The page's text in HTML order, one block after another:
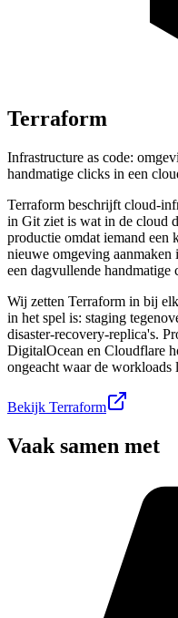
Terraform
Infrastructure as code:
handmatige clicks in een
Terraform beschrijft cloud-
in Git ziet is wat in de cloud
productie omdat iemand een
nieuwe omgeving aanmaken
een dagvullende handmatige
Wij zetten Terraform in bij
in het spel is: staging
disaster-recovery-replica's.
DigitalOcean en Cloudflare
ongeacht waar de workloads
Bekijk Terraform
Vaak samen met